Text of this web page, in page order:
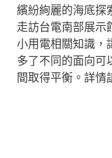
繽紛絢麗的海底探
走訪台電南部展示
小用電相關知識，
多了不同的面向可
間取得平衡。詳情